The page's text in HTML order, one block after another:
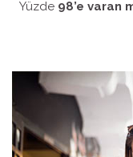
Yüzde 98’e varan